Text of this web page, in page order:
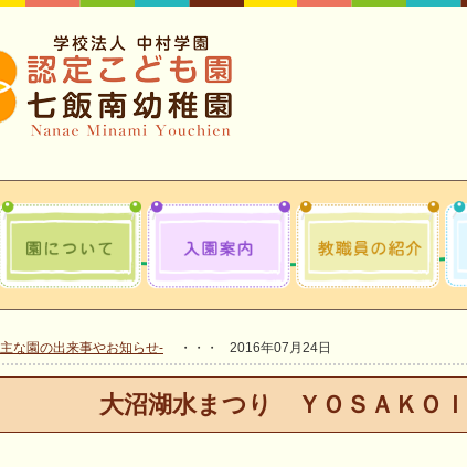
主な園の出来事やお知らせ- 2016年07月24日
大沼湖水まつり ＹＯＳＡＫＯＩ